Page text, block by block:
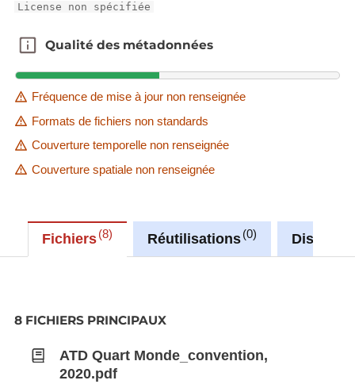
License non spécifiée
Qualité des métadonnées
Qualité des métadonnées
Fréquence de mise à jour non renseignée
Formats de fichiers non standards
Couverture temporelle non renseignée
Couverture spatiale non renseignée
Fichiers 8 Réutilisations 0
8 FICHIERS PRINCIPAUX
ATD Quart Monde_convention,
2020.pdf